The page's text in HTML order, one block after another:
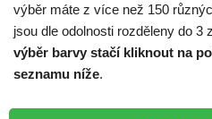
výběr máte z více než 150
jsou dle odolnosti rozděleny do 3
výběr barvy stačí kliknout na
seznamu níže.